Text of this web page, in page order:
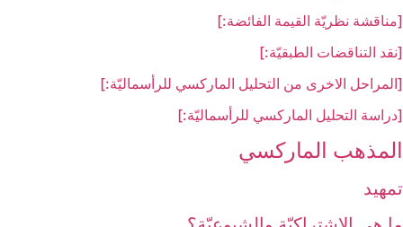
[مناقشة نظريّة القيمة الفائضة:]
[نقد التناقضات الطبقيّة:]
[المراحل الاخرى من التحليل الماركسي للرأسماليّة:]
[دراسة التحليل الماركسي للرأسماليّة:]
المذهب الماركسي‏
تمهيد